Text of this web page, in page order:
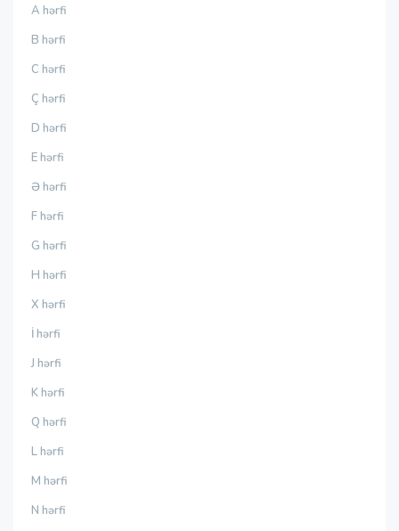
A hərfi
B hərfi
C hərfi
Ç hərfi
D hərfi
E hərfi
Ə hərfi
F hərfi
G hərfi
H hərfi
X hərfi
İ hərfi
J hərfi
K hərfi
Q hərfi
L hərfi
M hərfi
N hərfi